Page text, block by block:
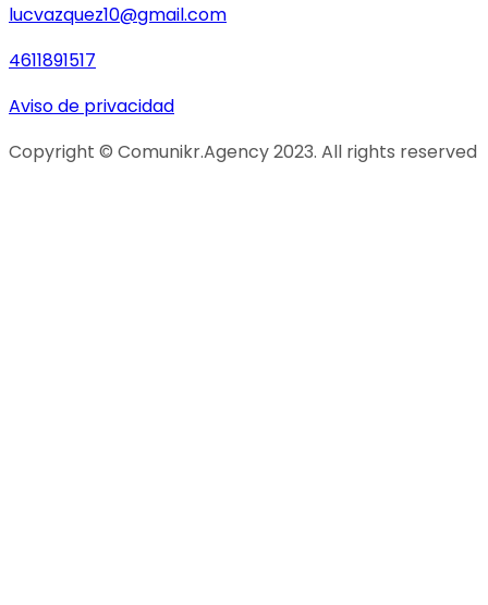
lucvazquez10@gmail.com
4611891517
Aviso de privacidad
Copyright © Comunikr.Agency 2023. All rights reserved